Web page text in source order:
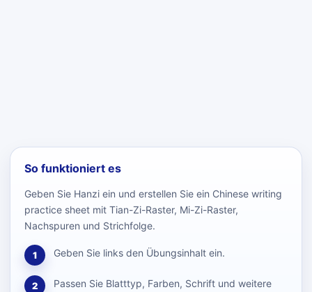
So funktioniert es
Geben Sie Hanzi ein und erstellen Sie ein Chinese writing
practice sheet mit Tian-Zi-Raster, Mi-Zi-Raster,
Nachspuren und Strichfolge.
1 Geben Sie links den Übungsinhalt ein.
2
Passen Sie Blatttyp, Farben, Schrift und weitere